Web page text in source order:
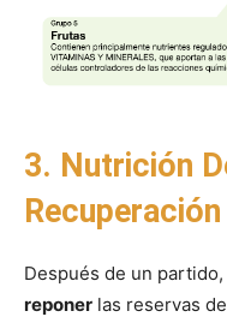
3. Nutrición
Después de un
reponer las reservas